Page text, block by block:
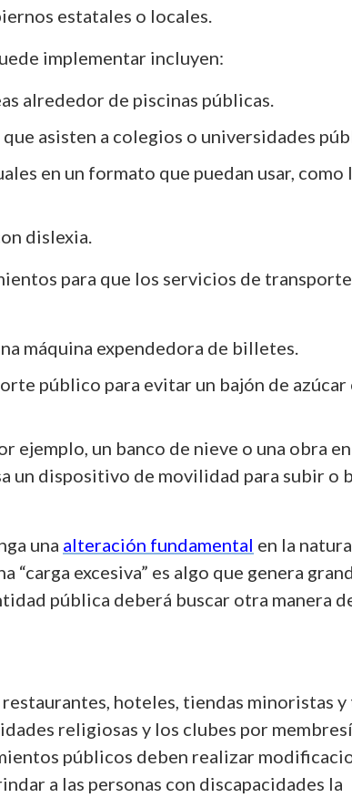
estatales o locales.
implementar incluyen:
alrededor de piscinas públicas.
asisten a colegios o universidades
en un formato que puedan usar, como
dislexia.
para que los servicios de
máquina expendedora de billetes.
público para evitar un bajón de azúcar
un banco de nieve o una obra
un dispositivo de movilidad para subir o
una alteración fundamental en la
excesiva” es algo que genera
pública deberá buscar otra manera
hoteles, tiendas minoristas
religiosas y los clubes por
públicos deben realizar
a las personas con discapacidades la